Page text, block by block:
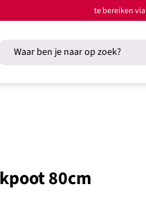
te bereiken via
Zoeken
naar:
80cm